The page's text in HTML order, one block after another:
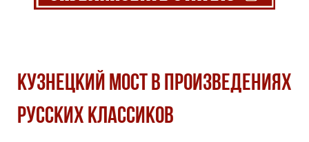
КУЗНЕЦКИЙ МОСТ В ПРОИЗВЕДЕНИЯХ
РУССКИХ КЛАССИКОВ